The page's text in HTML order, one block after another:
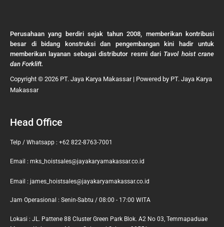
Perusahaan yang berdiri sejak tahun 2008, memberikan kontribusi
besar di bidang konstruksi dan pengembangan kini hadir untuk
memberikan layanan sebagai distributor resmi dari Tavol hoist crane
dan Forklift.
Copyright © 2026 PT. Jaya Karya Makassar | Powered by PT. Jaya Karya
Makassar
Head Office
Telp / Whatsapp : +62 822-8763-7001
Email : mks_hoistsales@jayakaryamakassar.co.id
Email : james_hoistsales@jayakaryamakassar.co.id
Jam Operasional : Senin-Sabtu / 08:00 - 17:00 WITA
Lokasi : JL. Pattene 88 Cluster Green Park Blok. A2 No 03, Temmapaduae